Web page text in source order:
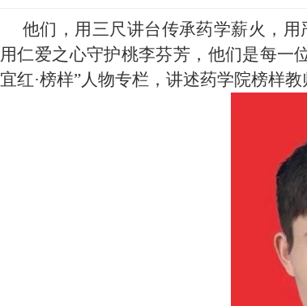
他们，用三尺讲台传承药学薪火，
用仁爱之心守护桃李芬芳，他们是每一
宜红·榜样”人物专栏，讲述药学院榜样